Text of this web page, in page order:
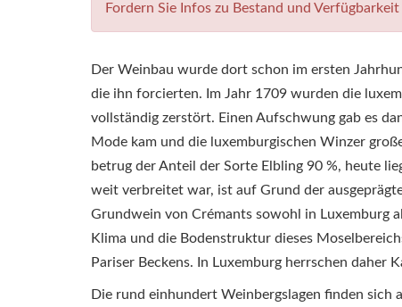
Fordern Sie Infos zu Bestand und
Der Weinbau wurde dort schon im ersten
die ihn forcierten. Im Jahr 1709 wurden die
vollständig zerstört. Einen Aufschwung gab es
Mode kam und die luxemburgischen Winzer
betrug der Anteil der Sorte Elbling 90 %, heute
weit verbreitet war, ist auf Grund der
Grundwein von Crémants sowohl in Luxemburg
Klima und die Bodenstruktur dieses
Pariser Beckens. In Luxemburg herrschen daher
Die rund einhundert Weinbergslagen finden